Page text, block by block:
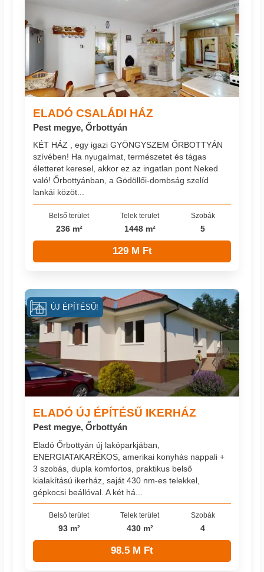
ELADÓ CSALÁDI HÁZ
Pest megye, Őrbottyán
KÉT HÁZ , egy igazi GYÖNGYSZEM ŐRBOTTYÁN
szívében! Ha nyugalmat, természetet és tágas
életteret keresel, akkor ez az ingatlan pont Neked
való! Őrbottyánban, a Gödöllői-dombság szelíd
lankái közöt...
Belső terület
236 m²
Telek terület
1448 m²
Szobák
5
129 M Ft
ELADÓ ÚJ ÉPÍTÉSŰ IKERHÁZ
Pest megye, Őrbottyán
Eladó Őrbottyán új lakóparkjában,
ENERGIATAKARÉKOS, amerikai konyhás nappali +
3 szobás, dupla komfortos, praktikus belső
kialakítású ikerház, saját 430 nm-es telekkel,
gépkocsi beállóval. A két há...
Belső terület
93 m²
Telek terület
430 m²
Szobák
4
98.5 M Ft
ÚJ ÉPÍTÉSŰ!